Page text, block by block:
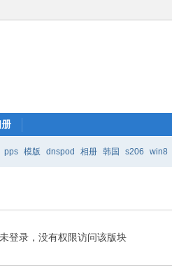
pps 模版 dnspod 相册 韩国 s206 win8
登录，没有权限访问该版块